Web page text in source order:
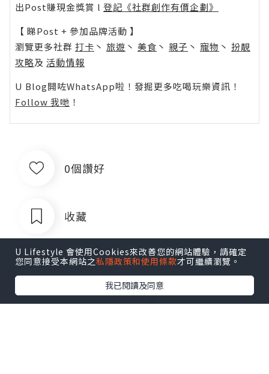
出Post賺現金獎賞 l 登記《社群創作有價企劃》
【 睇Post + 參加品牌活動 】
瀏覽更多社群 打卡 丶 旅遊 丶 美食 丶 親子 丶 寵物 丶 扮靚
攻略及 活動情報
U Blog開咗WhatsApp啦！發掘更多吃喝玩樂資訊！
Follow 我哋 ！
0個讚好
收藏
U Lifestyle 會使用Cookies來改善您的網站體驗，請確定
您同意接受本網站之私隱政策和使用條款才可繼續瀏覽。
我已閱讀及同意